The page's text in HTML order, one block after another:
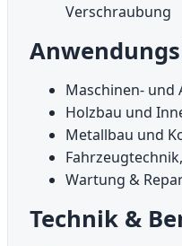
Verschraubung
Maschinen- und
Holzbau und
Metallbau und
Wartung &
Technik &